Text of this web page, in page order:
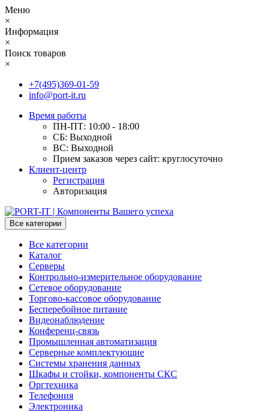
Меню
×
Информация
×
Поиск товаров
×
+7(495)369-01-59
info@port-it.ru
Время работы
ПН-ПТ: 10:00 - 18:00
СБ: Выходной
ВС: Выходной
Прием заказов через сайт: круглосуточно
Клиент-центр
Регистрация
Авторизация
Все категории
Все категории
Каталог
Серверы
Контрольно-измерительное оборудование
Сетевое оборудование
Торгово-кассовое оборудование
Бесперебойное питание
Видеонаблюдение
Конференц-связь
Промышленная автоматизация
Серверные комплектующие
Системы хранения данных
Шкафы и стойки, компоненты СКС
Оргтехника
Телефония
Электроника